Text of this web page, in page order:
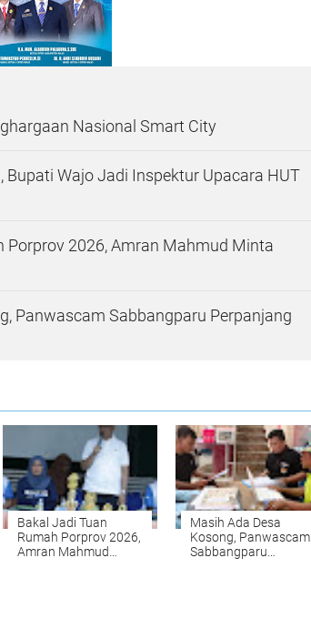
Nasional Smart City
Bupati Wajo Jadi Inspektur Upacara HUT
Porprov 2026, Amran Mahmud Minta
Panwascam Sabbangparu Perpanjang
Bakal Jadi Tuan
Rumah Porprov 2026,
Amran Mahmud
Masih Ada Desa
Kosong, Panwascam
Sabbangparu